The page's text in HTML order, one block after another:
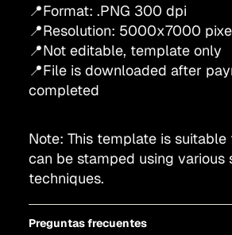
📍Format: .PNG 300 dpi
📍Resolution: 5000x7000
📍Not editable, template only
📍File is downloaded after
completed
Note: This template is
can be stamped using various
techniques.
Preguntas frecuentes